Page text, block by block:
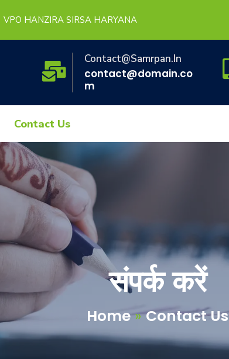
VPO HANZIRA SIRSA HARYANA
Contact@samrpan.in
contact@domain.co
m
Contact Us
संपर्क करें
Home»Contact Us